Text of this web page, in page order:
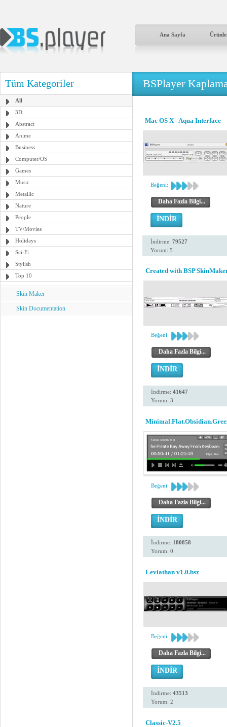
Ana Sayfa
Tüm Kategoriler
All
3D
Abstract
Anime
Business
Computer/OS
Games
Music
Metallic
Nature
People
TV/Movies
Holidays
Sci-Fi
Stylish
Top 10
Skin Maker
Skin Documentation
BSPlayer
Mac OS X - Aqua Interface
Beğeni:
Daha Fazla Bilgi...
İNDİR
İndirme: 79527
Yorum: 5
Created with BSP
Beğeni:
Daha Fazla Bilgi...
İNDİR
İndirme: 41647
Yorum: 3
Beğeni:
Daha Fazla Bilgi...
İNDİR
İndirme: 180858
Yorum: 0
Leviathan v1.0.bsz
Beğeni:
Daha Fazla Bilgi...
İNDİR
İndirme: 43513
Yorum: 2
Classic-V2.5